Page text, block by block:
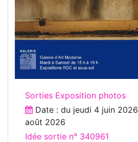
Sorties Exposition photos
Date : du jeudi 4 juin 2026
août 2026
Idée sortie n° 340961